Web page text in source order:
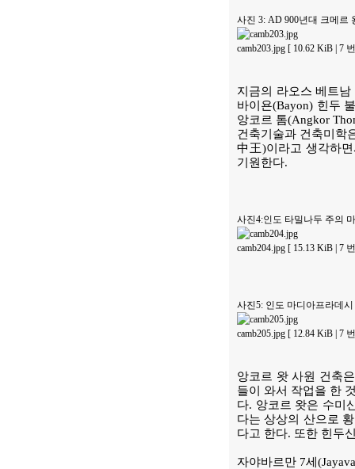
사진 3: AD 900년대 크메르
camb203.jpg [ 10.62 KiB | 7
지금의 라오스 베트
바이욘(Bayon) 힌두
앙코르 톰(Angkor
건축기술과 건축미학
中王)이라고 생각하
기원한다.
사진4:인도 타밀나두 주의
camb204.jpg [ 15.13 KiB | 7
사진5: 인도 마디아프라데
camb205.jpg [ 12.84 KiB | 7
앙코르 왓 사원 건축
들이 와서 작업을 한
다. 앙코르 왓은 수미
다는 상상의 산으로
다고 한다. 또한 힌두
자야바르만 7세